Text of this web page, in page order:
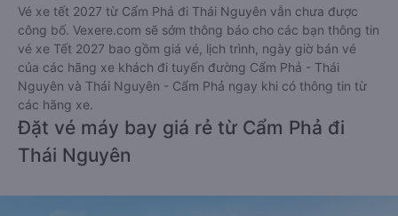
Vé xe tết 2027 từ Cẩm Phả đi Thái Nguyên vẫn chưa được
công bố. Vexere.com sẽ sớm thông báo cho các bạn thông tin
vé xe Tết 2027 bao gồm giá vé, lịch trình, ngày giờ bán vé
của các hãng xe khách đi tuyến đường Cẩm Phả - Thái
Nguyên và Thái Nguyên - Cẩm Phả ngay khi có thông tin từ
các hãng xe.
Đặt vé máy bay giá rẻ từ Cẩm Phả đi
Thái Nguyên